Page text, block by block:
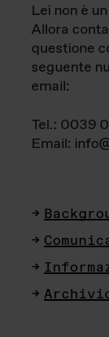
Lei non è
Allora
questione
seguente
email:
Tel.: 0039
Email: